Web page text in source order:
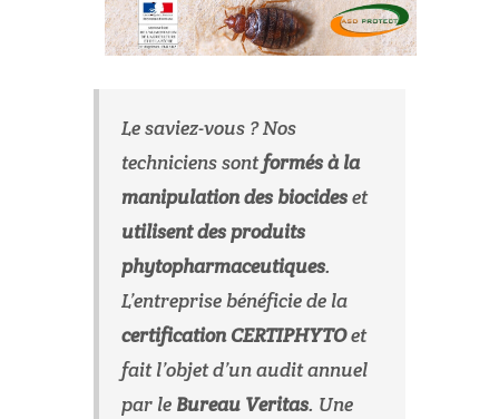
Le saviez-vous ? Nos
techniciens sontformés à la
manipulation des biocideset
utilisent des produits
phytopharmaceutiques.
L’entreprise bénéficie de la
certification CERTIPHYTOet
fait l’objet d’un audit annuel
par le Bureau Veritas. Une